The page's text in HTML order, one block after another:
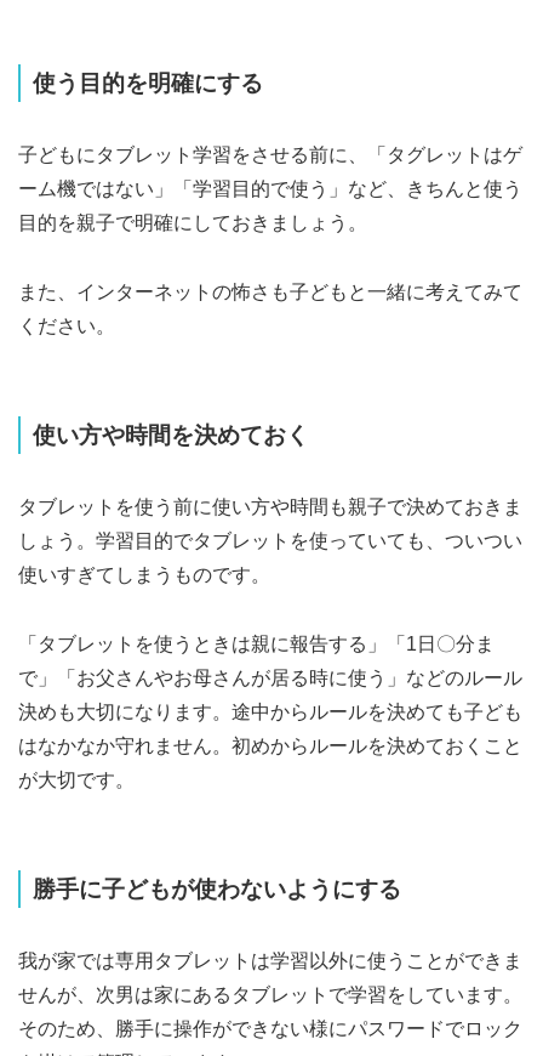
使う目的を明確にする
子どもにタブレット学習をさせる前に、「タグレットはゲ
ーム機ではない」「学習目的で使う」など、きちんと使う
目的を親子で明確にしておきましょう。
また、インターネットの怖さも子どもと一緒に考えてみて
ください。
使い方や時間を決めておく
タブレットを使う前に使い方や時間も親子で決めておきま
しょう。学習目的でタブレットを使っていても、ついつい
使いすぎてしまうものです。
「タブレットを使うときは親に報告する」「1日〇分ま
で」「お父さんやお母さんが居る時に使う」などのルール
決めも大切になります。途中からルールを決めても子ども
はなかなか守れません。初めからルールを決めておくこと
が大切です。
勝手に子どもが使わないようにする
我が家では専用タブレットは学習以外に使うことができま
せんが、次男は家にあるタブレットで学習をしています。
そのため、勝手に操作ができない様にパスワードでロック